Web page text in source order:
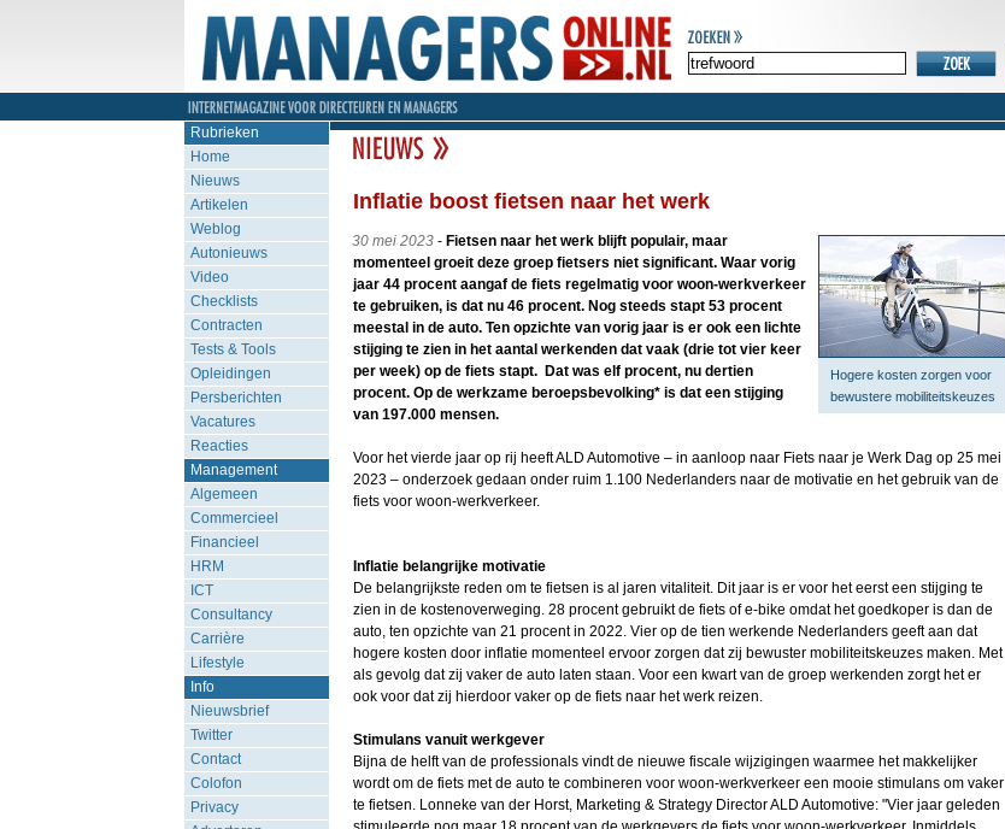
Rubrieken
Home
Nieuws
Artikelen
Weblog
Autonieuws
Video
Checklists
Contracten
Tests & Tools
Opleidingen
Persberichten
Vacatures
Reacties
Management
Algemeen
Commercieel
Financieel
HRM
ICT
Consultancy
Carrière
Lifestyle
Info
Nieuwsbrief
Twitter
Contact
Colofon
Privacy
Inflatie boost fietsen naar het werk
Hogere kosten zorgen voor
bewustere mobiliteitskeuzes
30 mei 2023- Fietsen naar het werk blijft populair, maar
momenteel groeit deze groep fietsers niet significant. Waar vorig
jaar 44 procent aangaf de fiets regelmatig voor woon-werkverkeer
te gebruiken, is dat nu 46 procent. Nog steeds stapt 53 procent
meestal in de auto. Ten opzichte van vorig jaar is er ook een lichte
stijging te zien in het aantal werkenden dat vaak (drie tot vier keer
per week) op de fiets stapt. Dat was elf procent, nu dertien
procent. Op de werkzame beroepsbevolking* is dat een stijging
van 197.000 mensen.
Voor het vierde jaar op rij heeft ALD Automotive – in aanloop naar Fiets naar je Werk Dag op 25 mei
2023 – onderzoek gedaan onder ruim 1.100 Nederlanders naar de motivatie en het gebruik van de
fiets voor woon-werkverkeer.
Inflatie belangrijke motivatie
De belangrijkste reden om te fietsen is al jaren vitaliteit. Dit jaar is er voor het eerst een stijging te
zien in de kostenoverweging. 28 procent gebruikt de fiets of e-bike omdat het goedkoper is dan de
auto, ten opzichte van 21 procent in 2022. Vier op de tien werkende Nederlanders geeft aan dat
hogere kosten door inflatie momenteel ervoor zorgen dat zij bewuster mobiliteitskeuzes maken. Met
als gevolg dat zij vaker de auto laten staan. Voor een kwart van de groep werkenden zorgt het er
ook voor dat zij hierdoor vaker op de fiets naar het werk reizen.
Stimulans vanuit werkgever
Bijna de helft van de professionals vindt de nieuwe fiscale wijzigingen waarmee het makkelijker
wordt om de fiets met de auto te combineren voor woon-werkverkeer een mooie stimulans om vaker
te fietsen. Lonneke van der Horst, Marketing & Strategy Director ALD Automotive: "Vier jaar geleden